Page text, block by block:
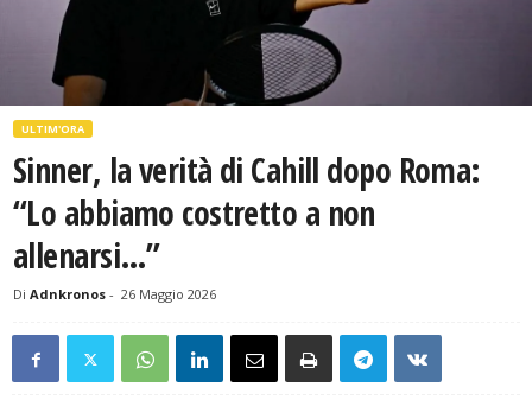
ULTIM'ORA
Sinner, la verità di Cahill dopo Roma:
“Lo abbiamo costretto a non
allenarsi…”
Di Adnkronos - 26 Maggio 2026